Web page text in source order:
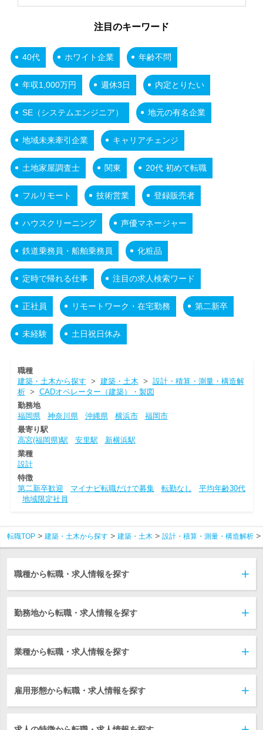
注目のキーワード
40代 ホワイト企業 年齢不問
年収1,000万円 週休3日 内定とりたい
SE（システムエンジニア） 地元の有名企業
地域未来牽引企業 キャリアチェンジ
土地家屋調査士 関東 20代 初めて転職
フルリモート 技術営業 登録販売者
ハウスクリーニング 声優マネージャー
鉄道乗務員・船舶乗務員 化粧品
定時で帰れる仕事 注目の求人検索ワード
正社員 リモートワーク・在宅勤務 第二新卒
未経験 土日祝日休み
職種
建築・土木から探す > 建築・土木 > 設計・積算・測量・構造解
析> CADオペレーター（建築）・製図
勤務地
福岡県
神奈川県 沖縄県 横浜市
福岡市
最寄り駅
高宮(福岡県)駅
安里駅
新横浜駅
業種
設計
特徴
第二新卒歓迎
マイナビ転職だけで募集 転勤なし
平均年齢30代
地域限定社員
転職TOP 建築・土木から探す 建築・土木 設計・積算・測量・構造解析
職種から転職・求人情報を探す
勤務地から転職・求人情報を探す
業種から転職・求人情報を探す
雇用形態から転職・求人情報を探す